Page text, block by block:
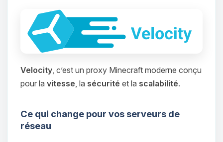
Velocity, c’est un proxy Minecraft moderne conçu
pour la vitesse, la sécurité et la scalabilité.
Ce qui change pour vos serveurs de
réseau